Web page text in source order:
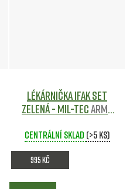
Lékárnička IFAK set
Zelená - Mil-tecArmy
Centrální sklad (>5 ks)
995 Kč